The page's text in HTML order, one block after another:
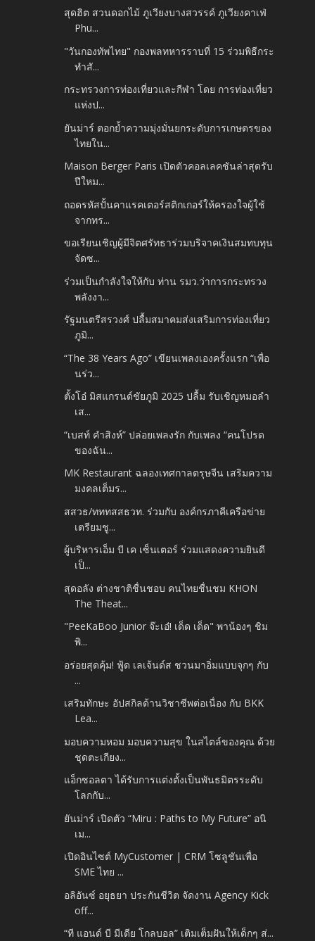
สุดฮิต สวนดอกไม้ ภูเวียงบางสวรรค์ ภูเวียงคาเฟ่
Phu...
"วันกองทัพไทย" กองพลทหารราบที่ 15 ร่วมพิธีกระ
ทำสั...
กระทรวงการท่องเที่ยวและกีฬา โดย การท่องเที่ยว
แห่งป...
ยันม่าร์ ตอกย้ำความมุ่งมั่นยกระดับการเกษตรของ
ไทยใน...
Maison Berger Paris เปิดตัวคอลเลคชันล่าสุดรับ
ปีใหม...
ถอดรหัสปั้นคาแรคเตอร์สติกเกอร์ให้ครองใจผู้ใช้
จากทร...
ขอเรียนเชิญผู้มีจิตศรัทธาร่วมบริจาคเงินสมทบทุน
จัดซ...
ร่วมเป็นกำลังใจให้กับ ท่าน รมว.ว่าการกระทรวง
พลังงา...
รัฐมนตรีสรวงศ์ ปลื้มสมาคมส่งเสริมการท่องเที่ยว
ภูมิ...
“The 38 Years Ago” เขียนเพลงเองครั้งแรก “เพื่อ
นร่ว...
ตั้งโอ๋ มิสแกรนด์ชัยภูมิ 2025 ปลื้ม รับเชิญหมอลำ
เส...
“เบสท์ คำสิงห์” ปล่อยเพลงรัก กับเพลง “คนโปรด
ของฉัน...
MK Restaurant ฉลองเทศกาลตรุษจีน เสริมความ
มงคลเต็มร...
สสวธ/ทททสสธวท. ร่วมกับ องค์กรภาคีเครือข่าย
เตรียมชู...
ผู้บริหารเอ็ม บี เค เซ็นเตอร์ ร่วมแสดงความยินดี
เป็...
สุดอลัง ต่างชาติชื่นชอบ คนไทยชื่นชม KHON
The Theat...
"PeeKaBoo Junior จ๊ะเอ๋! เด็ด เด็ด" พาน้องๆ ชิม
พิ...
อร่อยสุดคุ้ม! ฟู้ด เลเจ้นด์ส ชวนมาอิ่มแบบจุกๆ กับ
...
เสริมทักษะ อัปสกิลด้านวิชาชีพต่อเนื่อง กับ BKK
Lea...
มอบความหอม มอบความสุข ในสไตล์ของคุณ ด้วย
ชุดตะเกียง...
แอ็กซอลตา ได้รับการแต่งตั้งเป็นพันธมิตรระดับ
โลกกับ...
ยันม่าร์ เปิดตัว “Miru : Paths to My Future” อนิ
เม...
เปิดอินไซต์ MyCustomer | CRM โซลูชันเพื่อ
SME ไทย ...
อลิอันซ์ อยุธยา ประกันชีวิต จัดงาน Agency Kick
off...
“ที แอนด์ บี มีเดีย โกลบอล” เติมเต็มฝันให้เด็กๆ ส่...